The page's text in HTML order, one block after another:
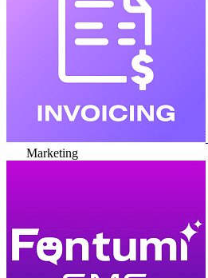
Marketing